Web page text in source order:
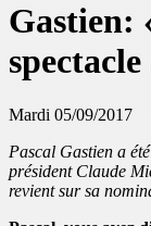
Gastien:
Mardi 05/09/2017
Pascal Gastien a
président Claude
revient sur sa